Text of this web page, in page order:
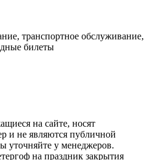
транспортное обслуживание,
билеты
на сайте, носят
и не являются публичной
уточняйте у менеджеров.
на праздник закрытия